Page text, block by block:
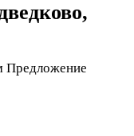
Предложение